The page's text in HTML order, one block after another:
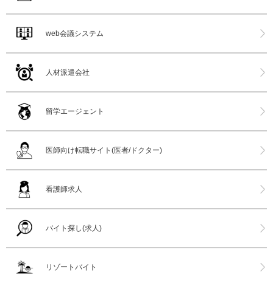
web会議システム
人材派遣会社
留学エージェント
医師向け転職サイト(医者/ドクター)
看護師求人
バイト探し(求人)
リゾートバイト